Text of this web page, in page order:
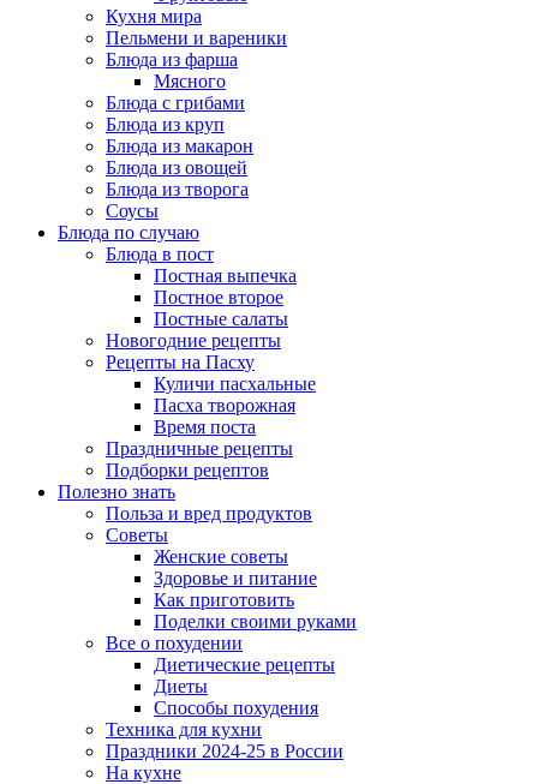
Кухня мира
Пельмени и вареники
Блюда из фарша
Мясного
Блюда с грибами
Блюда из круп
Блюда из макарон
Блюда из овощей
Блюда из творога
Соусы
Блюда по случаю
Блюда в пост
Постная выпечка
Постное второе
Постные салаты
Новогодние рецепты
Рецепты на Пасху
Куличи пасхальные
Пасха творожная
Время поста
Праздничные рецепты
Подборки рецептов
Полезно знать
Польза и вред продуктов
Советы
Женские советы
Здоровье и питание
Как приготовить
Поделки своими руками
Все о похудении
Диетические рецепты
Диеты
Способы похудения
Техника для кухни
Праздники 2024-25 в России
На кухне